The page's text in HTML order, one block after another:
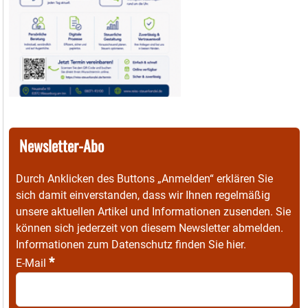
Newsletter-Abo
Durch Anklicken des Buttons „Anmelden“ erklären Sie
sich damit einverstanden, dass wir Ihnen regelmäßig
unsere aktuellen Artikel und Informationen zusenden. Sie
können sich jederzeit von diesem Newsletter abmelden.
Informationen zum Datenschutz finden Sie hier.
E-Mail *